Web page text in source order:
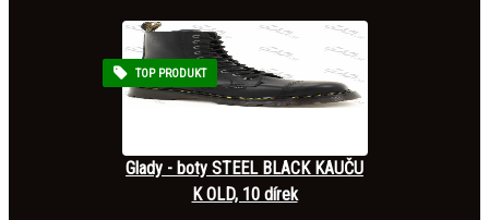
Glady - boty STEEL BLACK KAUČU
K OLD, 10 dírek
TOP PRODUKT